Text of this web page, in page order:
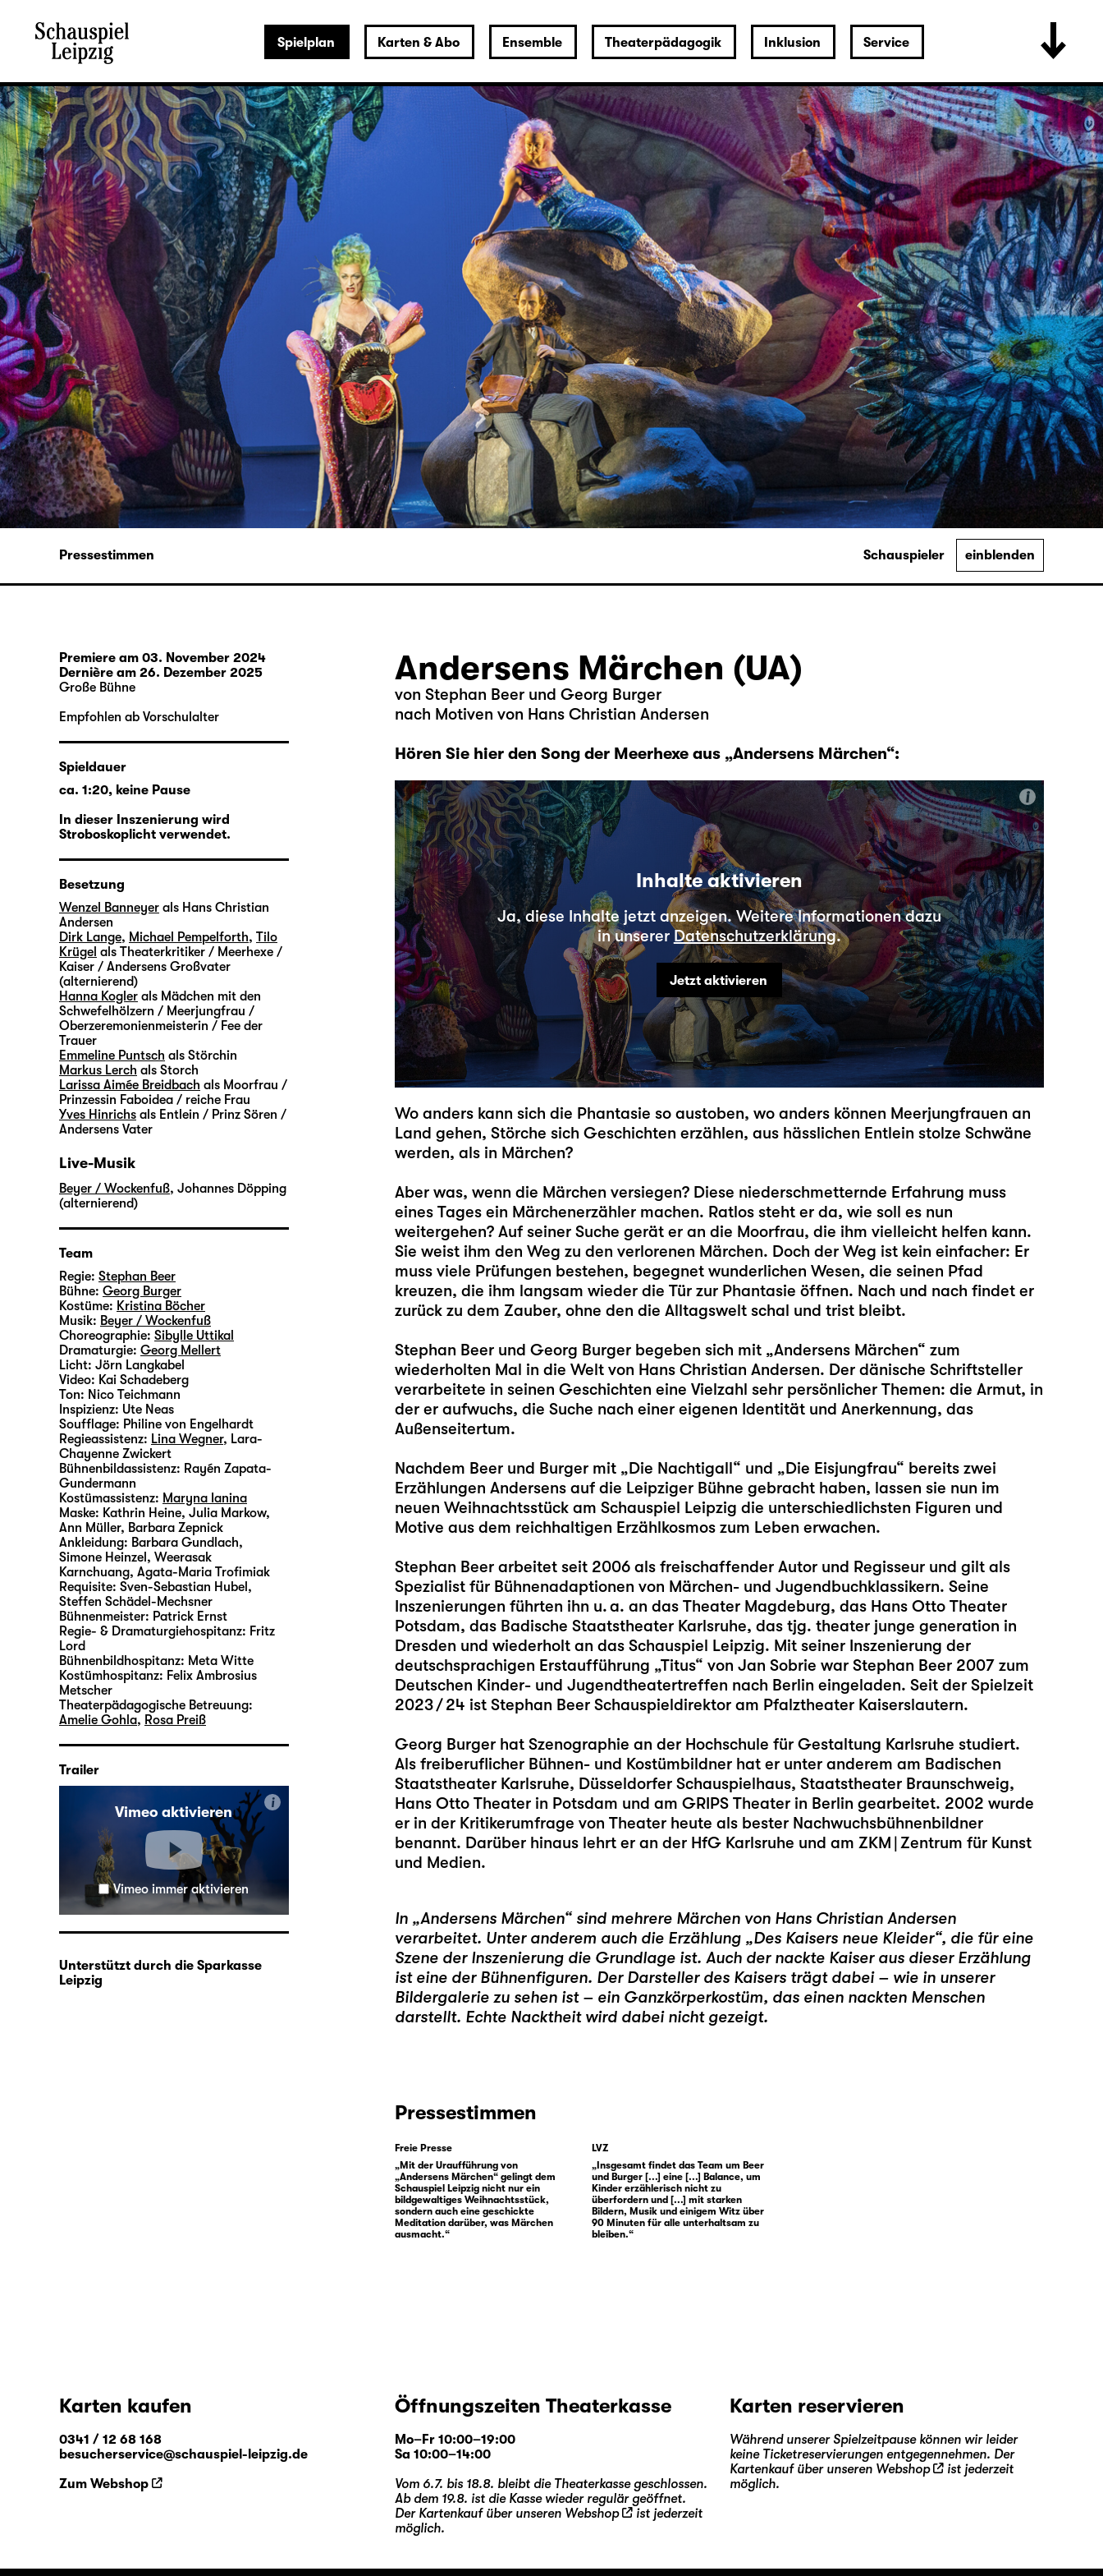
Spielplan Karten & Abo Ensemble Theaterpädagogik Inklusion Service
Pressestimmen Schauspieler einblenden
Andersens Märchen (UA)
von Stephan Beer und Georg Burger
nach Motiven von Hans Christian Andersen
Hören Sie hier den Song der Meerhexe aus „Andersens Märchen“:
Inhalte aktivieren
Ja, diese Inhalte jetzt anzeigen. Weitere Informationen dazu
in unserer Datenschutzerklärung.
i
Jetzt aktivieren
Wo anders kann sich die Phantasie so austoben, wo anders können Meerjungfrauen an
Land gehen, Störche sich Geschichten erzählen, aus hässlichen Entlein stolze Schwäne
werden, als in Märchen?
Aber was, wenn die Märchen versiegen? Diese niederschmetternde Erfahrung muss
eines Tages ein Märchenerzähler machen. Ratlos steht er da, wie soll es nun
weitergehen? Auf seiner Suche gerät er an die Moorfrau, die ihm vielleicht helfen kann.
Sie weist ihm den Weg zu den verlorenen Märchen. Doch der Weg ist kein einfacher: Er
muss viele Prüfungen bestehen, begegnet wunderlichen Wesen, die seinen Pfad
kreuzen, die ihm langsam wieder die Tür zur Phantasie öffnen. Nach und nach findet er
zurück zu dem Zauber, ohne den die Alltagswelt schal und trist bleibt.
Stephan Beerund Georg Burgerbegeben sich mit „Andersens Märchen“ zum
wiederholten Mal in die Welt von Hans Christian Andersen. Der dänische Schriftsteller
verarbeitete in seinen Geschichten eine Vielzahl sehr persönlicher Themen: die Armut, in
der er aufwuchs, die Suche nach einer eigenen Identität und Anerkennung, das
Außenseitertum.
Nachdem Beer und Burger mit „Die Nachtigall“ und „Die Eisjungfrau“ bereits zwei
Erzählungen Andersens auf die Leipziger Bühne gebracht haben, lassen sie nun im
neuen Weihnachtsstück am Schauspiel Leipzig die unterschiedlichsten Figuren und
Motive aus dem reichhaltigen Erzählkosmos zum Leben erwachen.
Stephan Beerarbeitet seit 2006 als freischaffender Autor und Regisseur und gilt als
Spezialist für Bühnenadaptionen von Märchen- und Jugendbuchklassikern. Seine
Inszenierungen führten ihn u. a. an das Theater Magdeburg, das Hans Otto Theater
Potsdam, das Badische Staatstheater Karlsruhe, das tjg. theater junge generation in
Dresden und wiederholt an das Schauspiel Leipzig. Mit seiner Inszenierung der
deutschsprachigen Erstaufführung „Titus“ von Jan Sobrie war Stephan Beer 2007 zum
Deutschen Kinder- und Jugendtheatertreffen nach Berlin eingeladen. Seit der Spielzeit
2023 / 24 ist Stephan Beer Schauspieldirektor am Pfalztheater Kaiserslautern.
Georg Burgerhat Szenographie an der Hochschule für Gestaltung Karlsruhe studiert.
Als freiberuflicher Bühnen- und Kostümbildner hat er unter anderem am Badischen
Staatstheater Karlsruhe, Düsseldorfer Schauspielhaus, Staatstheater Braunschweig,
Hans Otto Theater in Potsdam und am GRIPS Theater in Berlin gearbeitet. 2002 wurde
er in der Kritikerumfrage von Theater heute als bester Nachwuchsbühnenbildner
benannt. Darüber hinaus lehrt er an der HfG Karlsruhe und am ZKM | Zentrum für Kunst
und Medien.
In „Andersens Märchen“ sind mehrere Märchen von Hans Christian Andersen
verarbeitet. Unter anderem auch die Erzählung „Des Kaisers neue Kleider“, die für eine
Szene der Inszenierung die Grundlage ist. Auch der nackte Kaiser aus dieser Erzählung
ist eine der Bühnenfiguren. Der Darsteller des Kaisers trägt dabei – wie in unserer
Bildergalerie zu sehen ist – ein Ganzkörperkostüm, das einen nackten Menschen
darstellt. Echte Nacktheit wird dabei nicht gezeigt.
Pressestimmen
Freie Presse
„Mit der Uraufführung von
„Andersens Märchen“ gelingt dem
Schauspiel Leipzig nicht nur ein
bildgewaltiges Weihnachtsstück,
sondern auch eine geschickte
Meditation darüber, was Märchen
ausmacht.“
LVZ
„Insgesamt findet das Team um Beer
und Burger [...] eine [...] Balance, um
Kinder erzählerisch nicht zu
überfordern und[...]mit starken
Bildern, Musik und einigem Witz über
90 Minuten für alle unterhaltsam zu
bleiben.“
Premiere am 03. November 2024
Dernière am 26. Dezember 2025
Große Bühne
Empfohlen ab Vorschulalter
Spieldauer
ca. 1:20, keine Pause
In dieser Inszenierung wird
Stroboskoplicht verwendet.
Besetzung
Wenzel Banneyer als Hans Christian
Andersen
Dirk Lange, Michael Pempelforth, Tilo
Krügel als Theaterkritiker / Meerhexe /
Kaiser / Andersens Großvater
(alternierend)
Hanna Kogler als Mädchen mit den
Schwefelhölzern / Meerjungfrau /
Oberzeremonienmeisterin / Fee der
Trauer
Emmeline Puntsch als Störchin
Markus Lerch als Storch
Larissa Aimée Breidbach als Moorfrau /
Prinzessin Faboidea / reiche Frau
Yves Hinrichs als Entlein / Prinz Sören /
Andersens Vater
Live-Musik
Beyer / Wockenfuß, Johannes Döpping
(alternierend)
Team
Regie: Stephan Beer
Bühne: Georg Burger
Kostüme: Kristina Böcher
Musik: Beyer / Wockenfuß
Choreographie: Sibylle Uttikal
Dramaturgie: Georg Mellert
Licht: Jörn Langkabel
Video: Kai Schadeberg
Ton: Nico Teichmann
Inspizienz: Ute Neas
Soufflage: Philine von Engelhardt
Regieassistenz: Lina Wegner, Lara-
Chayenne Zwickert
Bühnenbildassistenz: Rayén Zapata-
Gundermann
Kostümassistenz: Maryna Ianina
Maske: Kathrin Heine, Julia Markow,
Ann Müller, Barbara Zepnick
Ankleidung: Barbara Gundlach,
Simone Heinzel, Weerasak
Karnchuang, Agata-Maria Trofimiak
Requisite: Sven-Sebastian Hubel ,
Steffen Schädel-Mechsner
Bühnenmeister: Patrick Ernst
Regie- & Dramaturgiehospitanz: Fritz
Lord
Bühnenbildhospitanz: Meta Witte
Kostümhospitanz: Felix Ambrosius
Metscher
Theaterpädagogische Betreuung:
Amelie Gohla, Rosa Preiß
Trailer
Vimeo aktivieren
i
Vimeo immer aktivieren
Unterstützt durch die Sparkasse
Leipzig
Karten kaufen
0341 / 12 68 168
besucherservice@schauspiel-leipzig.de
Zum Webshop
Öffnungszeiten Theaterkasse
Mo–Fr 10:00–19:00
Sa 10:00–14:00
Vom 6.7. bis 18.8. bleibt die Theaterkasse geschlossen.
Ab dem 19.8. ist die Kasse wieder regulär geöffnet.
Der Kartenkauf über unseren Webshop
ist jederzeit
möglich.
Karten reservieren
Während unserer Spielzeitpause können wir leider
keine Ticketreservierungen entgegennehmen. Der
Kartenkauf über unseren Webshop
ist jederzeit
möglich.